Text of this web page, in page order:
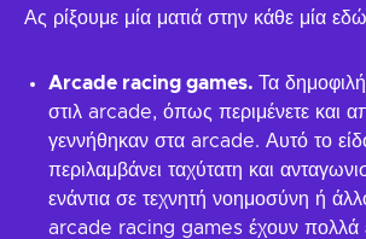
Ας ρίξουμε μία ματιά στην κάθε μία
Arcade racing games. Τα
στιλ arcade, όπως περιμένετε και
γεννήθηκαν στα arcade. Αυτό το
περιλαμβάνει ταχύτατη και
ενάντια σε τεχνητή νοημοσύνη ή
arcade racing games έχουν πολλά